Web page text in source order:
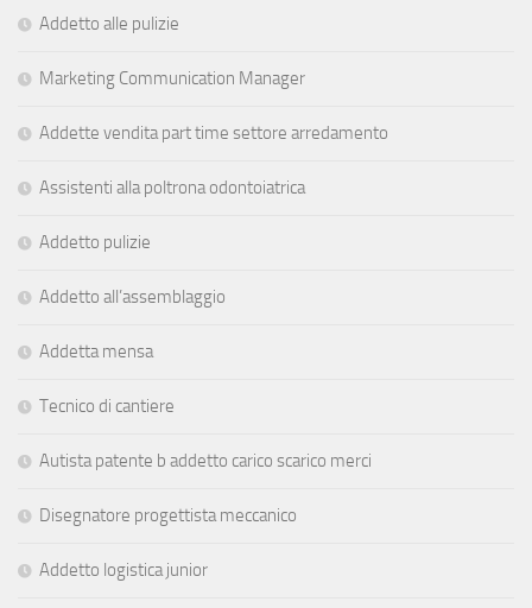
Addetto alle pulizie
Marketing Communication Manager
Addette vendita part time settore arredamento
Assistenti alla poltrona odontoiatrica
Addetto pulizie
Addetto all’assemblaggio
Addetta mensa
Tecnico di cantiere
Autista patente b addetto carico scarico merci
Disegnatore progettista meccanico
Addetto logistica junior